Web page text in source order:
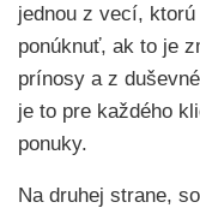
jednou z vecí,
ponúknuť, ak to je
prínosy a z
je to pre každého
ponuky.
Na druhej strane,